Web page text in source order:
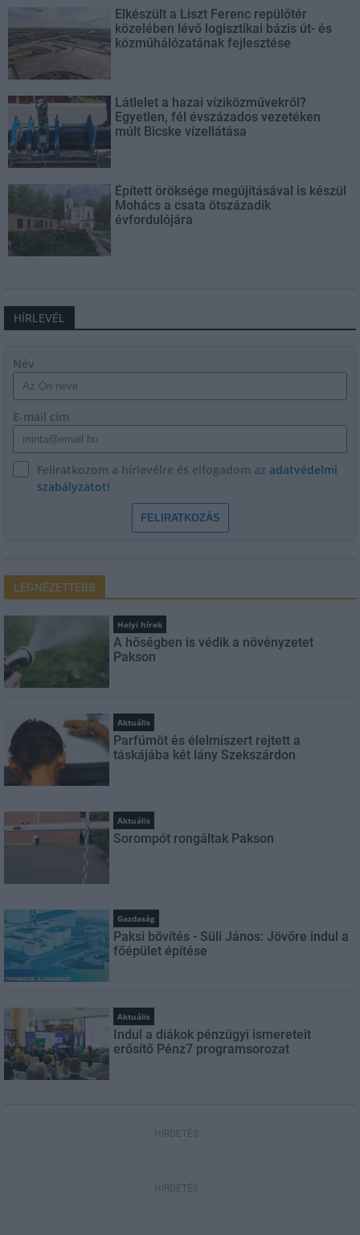
Elkészült a Liszt Ferenc repülőtér
közelében lévő logisztikai bázis út- és
közműhálózatának fejlesztése
Látlelet a hazai víziközművekről?
Egyetlen, fél évszázados vezetéken
múlt Bicske vízellátása
Épített öröksége megújításával is készül
Mohács a csata ötszázadik
évfordulójára
HÍRLEVÉL
Név
E-mail cím
Feliratkozom a hírlevélre és elfogadom az adatvédelmi
szabályzatot!
FELIRATKOZÁS
LEGNÉZETTEBB
Helyi hírek
A hőségben is védik a növényzetet
Pakson
Aktuális
Parfümöt és élelmiszert rejtett a
táskájába két lány Szekszárdon
Aktuális
Sorompót rongáltak Pakson
Gazdaság
Paksi bővítés - Süli János: Jövőre indul a
főépület építése
Aktuális
Indul a diákok pénzügyi ismereteit
erősítő Pénz7 programsorozat
HIRDETÉS
HIRDETÉS